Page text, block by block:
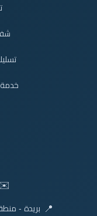
خدمة
✉️
📍 بريدة -